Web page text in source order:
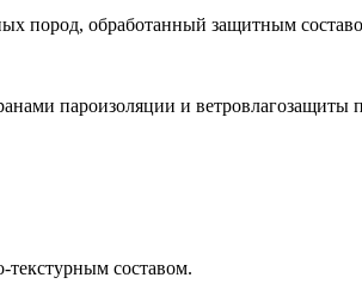
пород, обработанный защитным
пароизоляции и ветровлагозащиты
составом.